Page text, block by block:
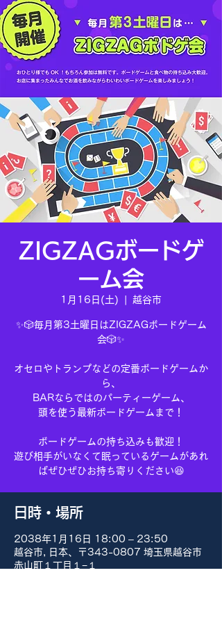
ZIGZAGボードゲ
ーム会
1月16日(土) 越谷市
✨🎲毎月第3土曜日はZIGZAGボードゲーム
会🎲✨
オセロやトランプなどの定番ボードゲームか
ら、
BARならではのパーティーゲーム、
頭を使う最新ボードゲームまで！
ボードゲームの持ち込みも歓迎！
遊び相手がいなくて眠っているゲームがあれ
ばぜひぜひお持ち寄りください😆
日時・場所
2038年1月16日 18:00 – 23:50
越谷市, 日本、〒343-0807 埼玉県越谷市
赤山町１丁目１−１